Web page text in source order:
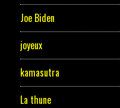
Joe Biden
joyeux
kamasutra
La thune